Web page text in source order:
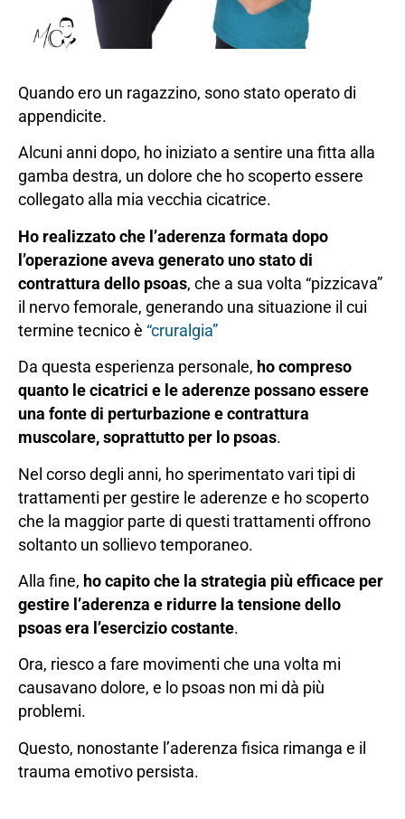
Quando ero un ragazzino, sono stato operato di
appendicite.
Alcuni anni dopo, ho iniziato a sentire una fitta alla
gamba destra, un dolore che ho scoperto essere
collegato alla mia vecchia cicatrice.
Ho realizzato che l’aderenza formata dopo
l’operazione aveva generato uno stato di
contrattura dello psoas, che a sua volta “pizzicava”
il nervo femorale, generando una situazione il cui
termine tecnico è “cruralgia”
Da questa esperienza personale, ho compreso
quanto le cicatrici e le aderenze possano essere
una fonte di perturbazione e contrattura
muscolare, soprattutto per lo psoas.
Nel corso degli anni, ho sperimentato vari tipi di
trattamenti per gestire le aderenze e ho scoperto
che la maggior parte di questi trattamenti offrono
soltanto un sollievo temporaneo.
Alla fine, ho capito che la strategia più efficace per
gestire l’aderenza e ridurre la tensione dello
psoas era l’esercizio costante.
Ora, riesco a fare movimenti che una volta mi
causavano dolore, e lo psoas non mi dà più
problemi.
Questo, nonostante l’aderenza fisica rimanga e il
trauma emotivo persista.